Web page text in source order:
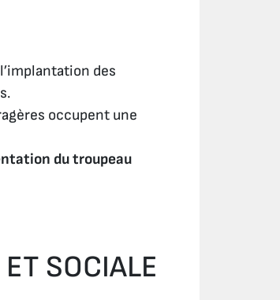
des
occupent une
du troupeau
SOCIALE